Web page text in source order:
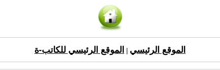
الموقع الرئيسي الموقع الرئيسي للكاتب-ة